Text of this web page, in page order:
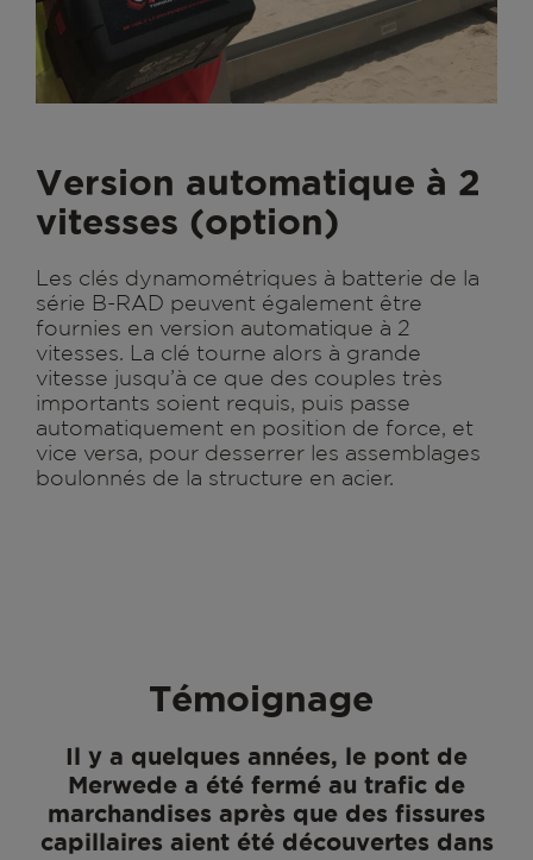
Version automatique à 2
vitesses (option)
Les clés dynamométriques à batterie de la
série B-RAD peuvent également être
fournies en version automatique à 2
vitesses. La clé tourne alors à grande
vitesse jusqu’à ce que des couples très
importants soient requis, puis passe
automatiquement en position de force, et
vice versa, pour desserrer les assemblages
boulonnés de la structure en acier.
Témoignage
Il y a quelques années, le pont de
Merwede a été fermé au trafic de
marchandises après que des fissures
capillaires aient été découvertes dans